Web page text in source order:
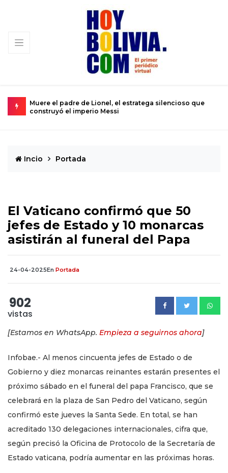
que
Urkupiña: El valle donde la piedra brota milagros y la
se convierte en realidad
Incio Portada
El Vaticano confirmó que 50
jefes de Estado y 10 monarcas
asistirán al funeral del Papa
24-04-2025En Portada
902
vistas
[Estamos en WhatsApp. Empieza a seguirnos ahora]
Infobae.- Al menos cincuenta jefes de Estado o de
Gobierno y diez monarcas reinantes estarán presentes el
próximo sábado en el funeral del papa Francisco, que se
celebrará en la plaza de San Pedro del Vaticano, según
confirmó este jueves la Santa Sede. En total, se han
acreditado 130 delegaciones internacionales, cifra que,
según precisó la Oficina de Protocolo de la Secretaría de
Estado vaticana, podría aumentar en las próximas horas.